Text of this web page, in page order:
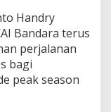
Handry
Bandara terus
perjalanan
bagi
peak season